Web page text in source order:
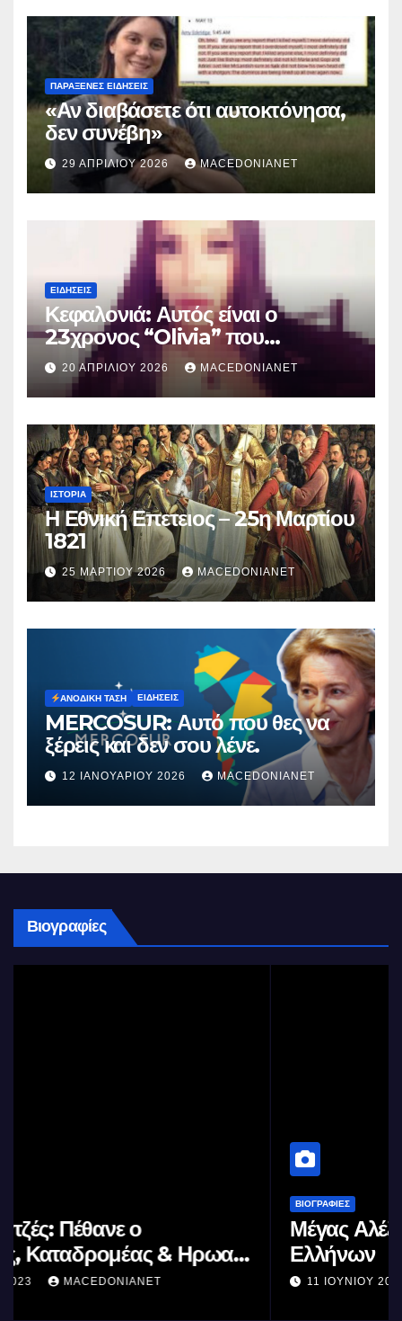
ΠΑΡΆΞΕΝΕΣ ΕΙΔΉΣΕΙΣ
«Αν διαβάσετε ότι αυτοκτόνησα,
δεν συνέβη»
29 ΑΠΡΙΛΊΟΥ 2026 MACEDONIANET
ΕΙΔΉΣΕΙΣ
Κεφαλονιά: Αυτός είναι ο
23χρονος “Olivia” που
κατηγορείται για τον θάνατο της
Μυρτούς
20 ΑΠΡΙΛΊΟΥ 2026 MACEDONIANET
ΙΣΤΟΡΊΑ
Η Εθνική Επετειος – 25η Μαρτίου
1821
25 ΜΑΡΤΊΟΥ 2026 MACEDONIANET
ΑΝΟΔΙΚΉ ΤΆΣΗ ΕΙΔΉΣΕΙΣ
MERCOSUR: Αυτό που θες να
ξέρεις και δεν σου λένε.
12 ΙΑΝΟΥΑΡΊΟΥ 2026 MACEDONIANET
Βιογραφίες
Μέγας Αλέξανδρος: Ο μέγιστος των
Ελλήνων
11 ΙΟΥΝΊΟΥ 2023